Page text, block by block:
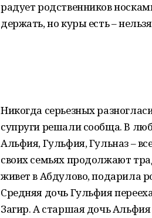
радует родственников
держать, но куры есть –
Никогда серьезных
супруги решали сообща. В
Альфия, Гульфия, Гульназ –
своих семьях продолжают
живет в Абдулово, подарила
Средняя дочь Гульфия
Загир. А старшая дочь Альфия